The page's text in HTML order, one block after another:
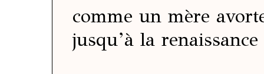
comme un mère
jusqu’à la renaissance